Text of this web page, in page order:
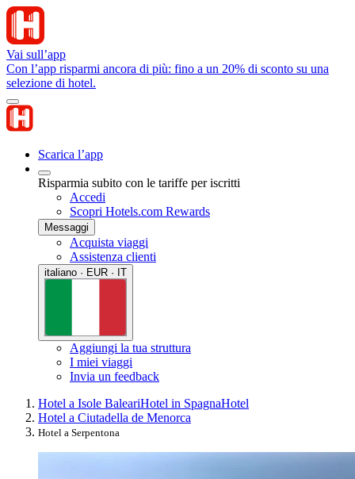
Vai sull’app
Con l’app risparmi ancora di più: fino a un 20% di sconto su una
selezione di hotel.
Scarica l’app
Risparmia subito con le tariffe per iscritti
Accedi
Scopri Hotels.com Rewards
Messaggi
Acquista viaggi
Assistenza clienti
italiano · EUR · IT
Aggiungi la tua struttura
I miei viaggi
Invia un feedback
Hotel a Isole BaleariHotel in SpagnaHotel
Hotel a Ciutadella de Menorca
Hotel a Serpentona